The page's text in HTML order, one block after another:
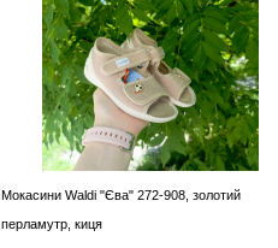
Мокасини Waldi "Єва" 272-908, золотий
перламутр, киця